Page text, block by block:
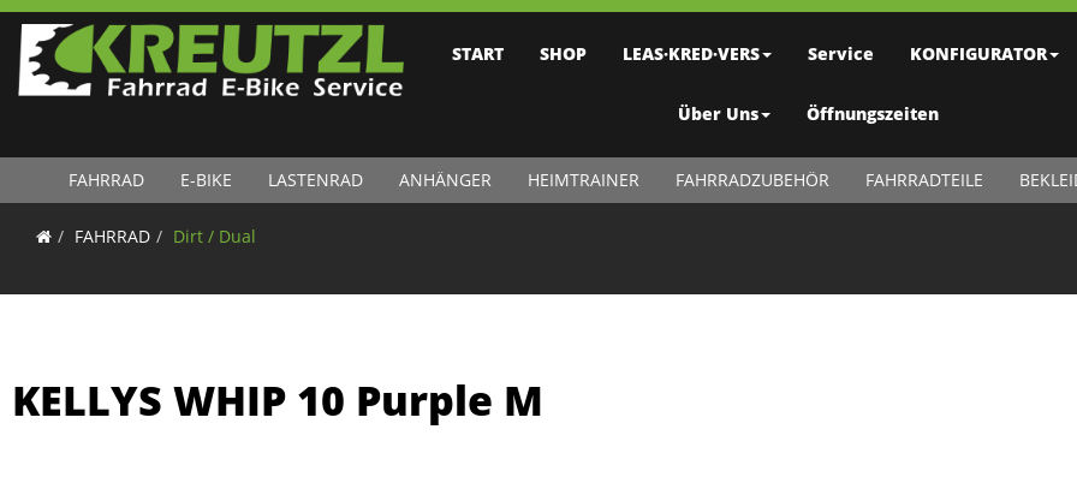
START SHOP LEAS·KRED·VERS Service KONFIGURATOR
Über Uns Öffnungszeiten
FAHRRAD E-BIKE LASTENRAD ANHÄNGER HEIMTRAINER FAHRRADZUBEHÖR FAHRRADTEILE
FAHRRAD Dirt / Dual
KELLYS WHIP 10 Purple M